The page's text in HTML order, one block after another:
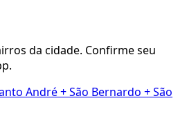
da cidade. Confirme seu
André + São Bernardo + São